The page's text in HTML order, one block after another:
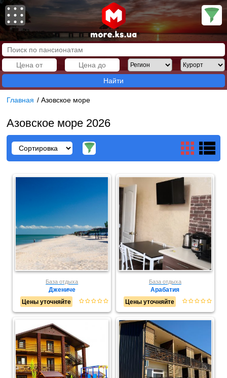
Найти
Главная /Азовское море
Азовское море 2026
База отдыха
Джениче
Цены уточняйте
База отдыха
Арабатия
Цены уточняйте